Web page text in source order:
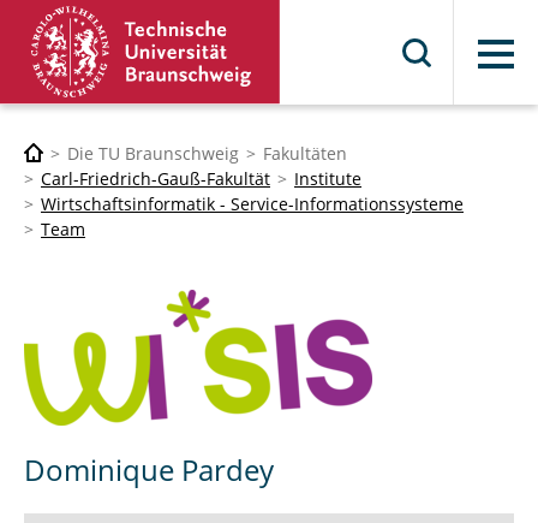
Menü
Die TU Braunschweig
Fakultäten
Carl-Friedrich-Gauß-Fakultät
Institute
Wirtschaftsinformatik - Service-Informationssysteme
Team
Dominique Pardey